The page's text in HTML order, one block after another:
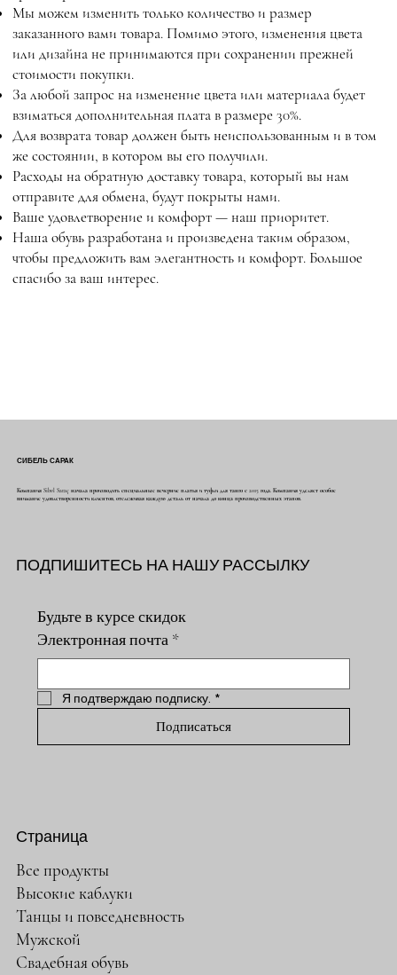
Мы можем изменить только количество и размер
заказанного вами товара. Помимо этого, изменения цвета
или дизайна не принимаются при сохранении прежней
стоимости покупки.
За любой запрос на изменение цвета или материала будет
взиматься дополнительная плата в размере 30%.
Для возврата товар должен быть неиспользованным и в том
же состоянии, в котором вы его получили.
Расходы на обратную доставку товара, который вы нам
отправите для обмена, будут покрыты нами.
Ваше удовлетворение и комфорт — наш приоритет.
Наша обувь разработана и произведена таким образом,
чтобы предложить вам элегантность и комфорт. Большое
спасибо за ваш интерес.
СИБЕЛЬ САРАК
Компания Sibel Saraç начала производить специальные вечерние платья и туфли для танго с 2015 года. Компания уделяет особое
внимание удовлетворенности клиентов, отслеживая каждую деталь от начала до конца производственных этапов.
ПОДПИШИТЕСЬ НА НАШУ РАССЫЛКУ
Будьте в курсе скидок
Электронная почта *
Я подтверждаю подписку. *
Подписаться
Страница
Все продукты
Высокие каблуки
Танцы и повседневность
Мужской
Свадебная обувь